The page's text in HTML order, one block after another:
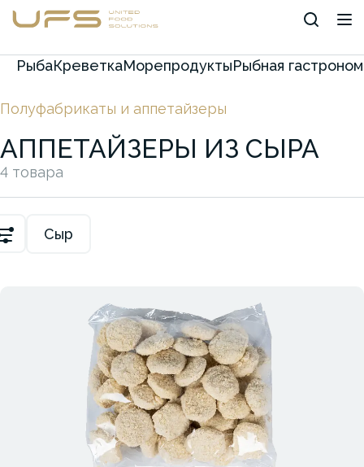
РыбаКреветкаМорепродуктыРыбная
Полуфабрикаты и аппетайзеры
АППЕТАЙЗЕРЫ ИЗ СЫРА
4 товара
Сыр